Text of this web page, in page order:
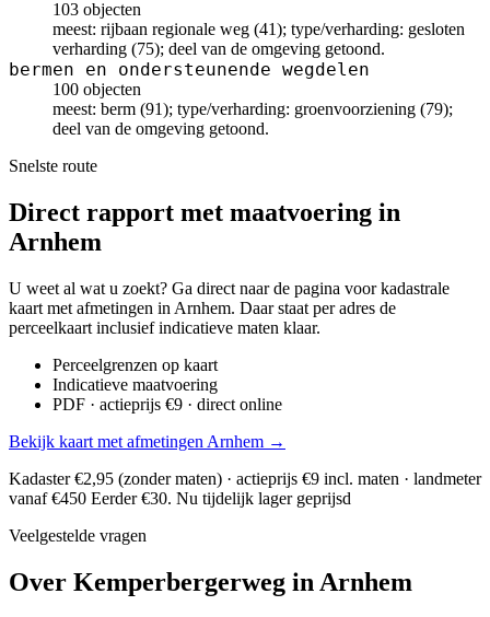
103 objecten
meest: rijbaan regionale weg (41); type/verharding: gesloten
verharding (75); deel van de omgeving getoond.
bermen en ondersteunende wegdelen
100 objecten
meest: berm (91); type/verharding: groenvoorziening (79);
deel van de omgeving getoond.
Snelste route
Direct rapport met maatvoering in
Arnhem
U weet al wat u zoekt? Ga direct naar de pagina voor kadastrale
kaart met afmetingen in Arnhem. Daar staat per adres de
perceelkaart inclusief indicatieve maten klaar.
Perceelgrenzen op kaart
Indicatieve maatvoering
PDF · actieprijs €9 · direct online
Bekijk kaart met afmetingen Arnhem →
Kadaster €2,95 (zonder maten) · actieprijs €9 incl. maten · landmeter
vanaf €450 Eerder €30. Nu tijdelijk lager geprijsd
Veelgestelde vragen
Over Kemperbergerweg in Arnhem